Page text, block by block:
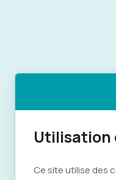
Ce site utilise des